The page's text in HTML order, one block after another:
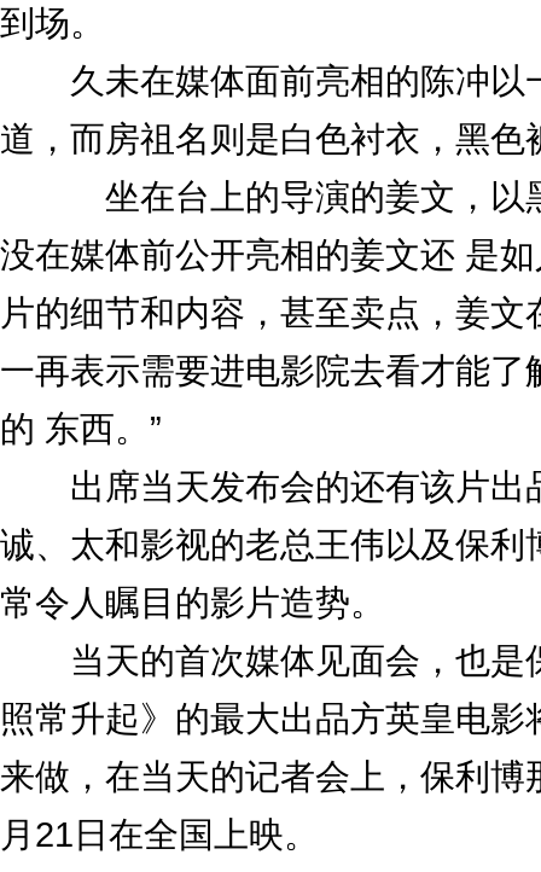
到场。
久未在媒体面前亮相的陈冲以
道，而房祖名则是白色衬衣，黑
坐在台上的导演的姜文，以黑
没在媒体前公开亮相的姜文还 是
片的细节和内容，甚至卖点，姜
一再表示需要进电影院去看才能
的 东西。”
出席当天发布会的还有该片出
诚、太和影视的老总王伟以及保
常令人瞩目的影片造势。
当天的首次媒体见面会，也是
照常升起》的最大出品方英皇电
来做，在当天的记者会上，保利
月21日在全国上映。